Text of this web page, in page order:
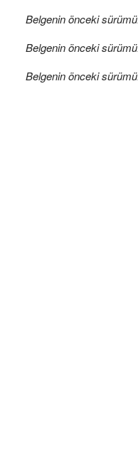
Belgenin önceki
Belgenin önceki
Belgenin önceki